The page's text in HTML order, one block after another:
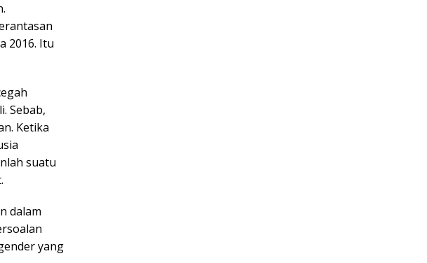
2016. Itu
Sebab,
Ketika
suatu
dalam
yang